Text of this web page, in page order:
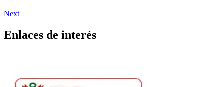
Next
Enlaces de interés